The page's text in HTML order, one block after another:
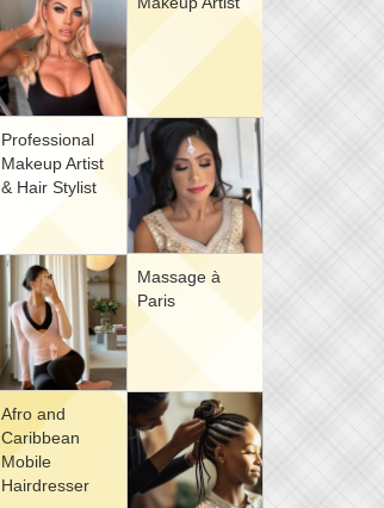
Professional
Makeup Artist
& Hair Stylist
Massage à
Paris
Afro and
Caribbean
Mobile
Hairdresser